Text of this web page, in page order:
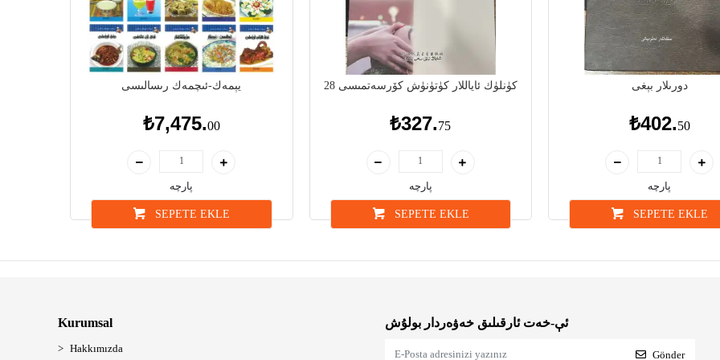
يېمەك-ئىچمەك رىسالىسى
₺7,475.00
پارچە
SEPETE EKLE
28 كۈنلۈك ئاياللار كۈتۈنۈش كۆرسەتمىسى
₺327.75
پارچە
SEPETE EKLE
دورىلار بېغى
₺402.50
پارچە
SEPETE EKLE
ئې-خەت ئارقىلىق خەۋەردار بولۇش
Gönder
Kurumsal
Hakkımızda